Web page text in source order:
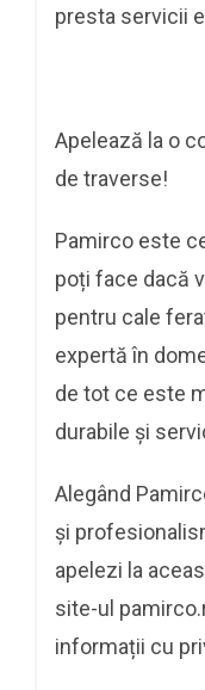
presta servicii
Apelează la o
de traverse!
Pamirco este
poți face dacă
pentru cale
expertă în
de tot ce este
durabile și
Alegând
și
apelezi la
site-ul
informații cu